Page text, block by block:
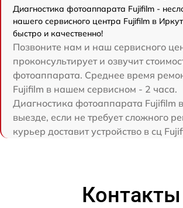
Диагностика фотоаппарата Fujifilm -
нашего сервисного центра Fujifilm в
быстро и качественно!
Позвоните нам и наш сервисного
проконсультирует и озвучит
фотоаппарата. Среднее время
Fujifilm в нашем сервисном - 2 часа.
Диагностика фотоаппарата Fujifilm
выезде, если не требует сложного
курьер доставит устройство в сц
Контакты